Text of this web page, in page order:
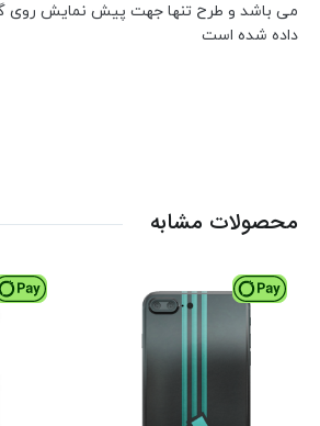
می باشد و طرح تنها جهت پیش نمایش روی
داده شده است
محصولات مشابه